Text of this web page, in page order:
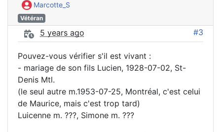
Marcotte_S
Vétéran
5 years ago #3
Pouvez-vous vérifier s'il est vivant :
- mariage de son fils Lucien, 1928-07-02, St-
Denis Mtl.
(le seul autre m.1953-07-25, Montréal, c'est celui
de Maurice, mais c'est trop tard)
Luicenne m. ???, Simone m. ???